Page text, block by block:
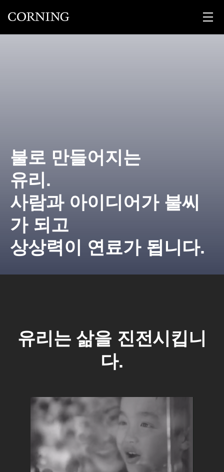
불로 만들어지는
유리.
사람과 아이디어가 불씨
가 되고
상상력이 연료가 됩니다.
유리는 삶을 진전시킵니
다.